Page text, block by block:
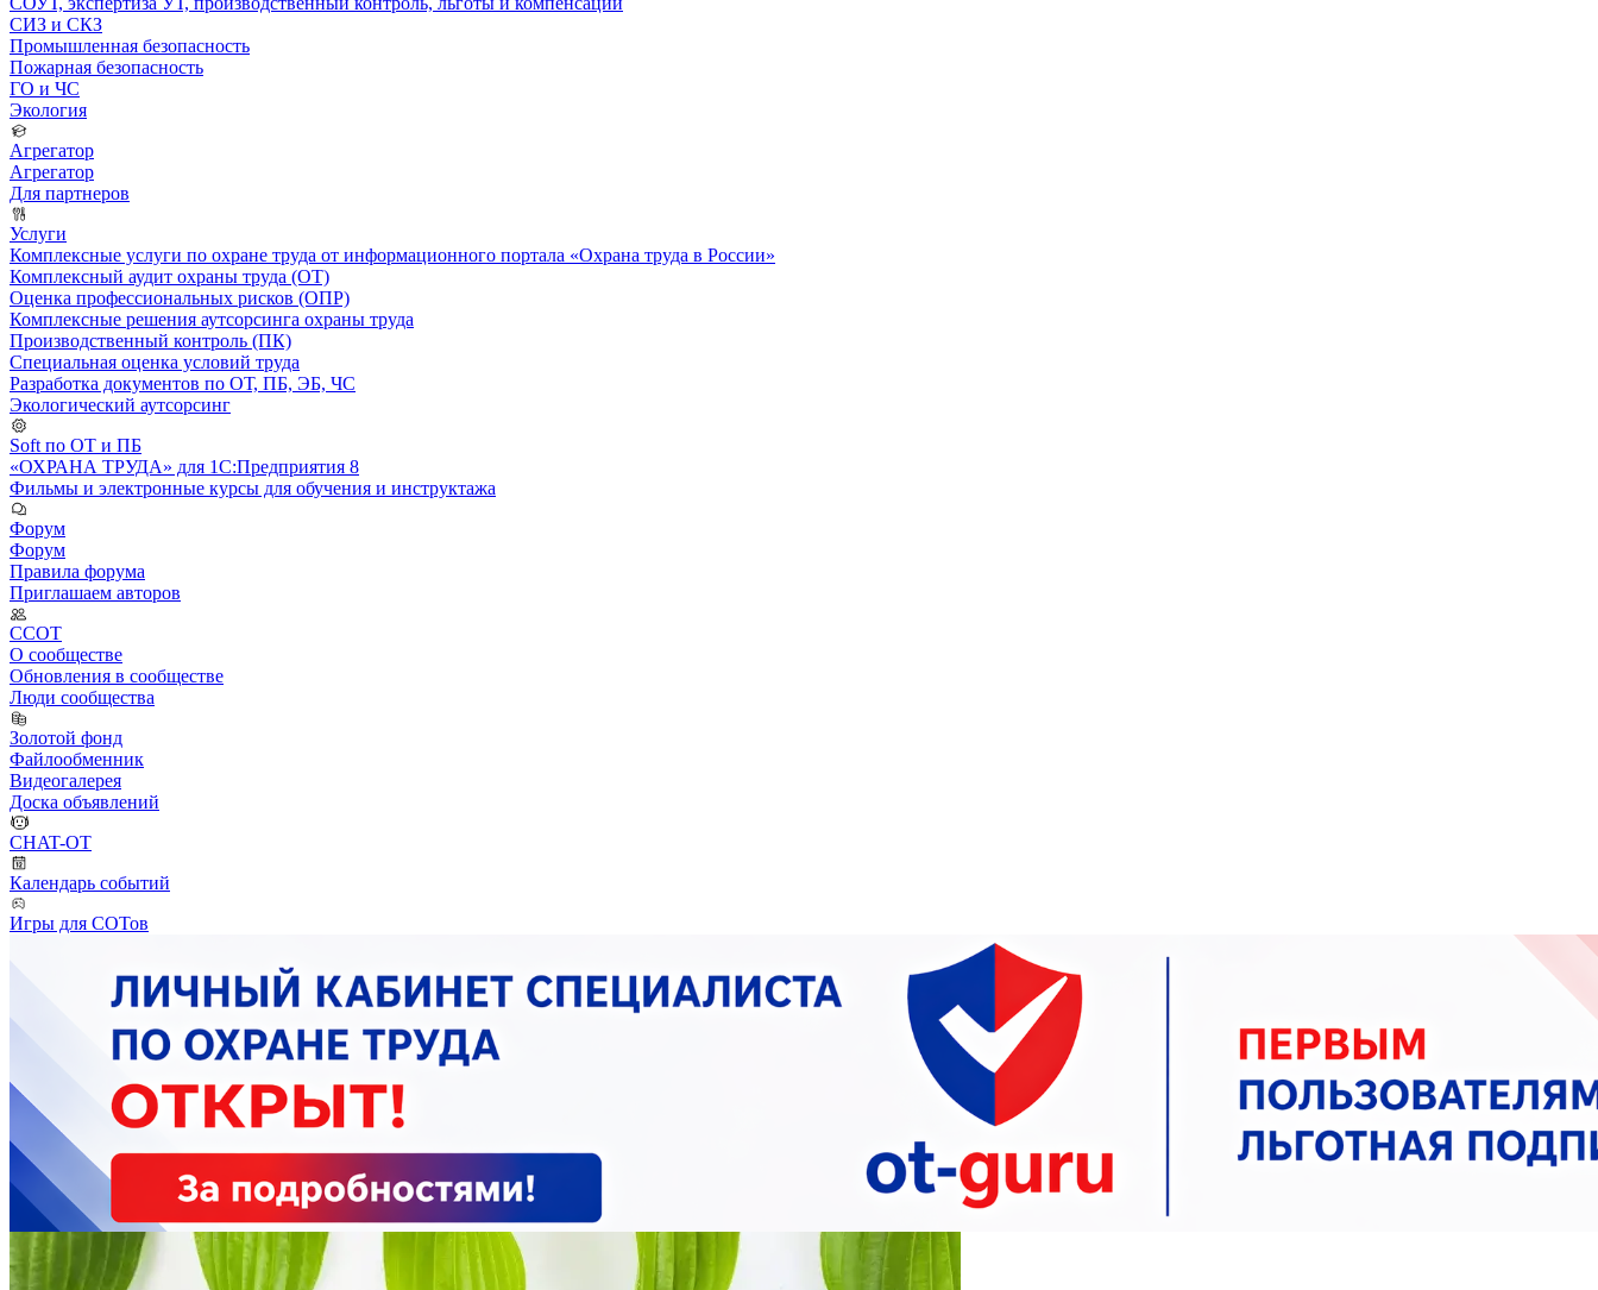
СИЗ и СКЗ
Промышленная безопасность
Пожарная безопасность
ГО и ЧС
Экология
Агрегатор
Агрегатор
Для партнеров
Услуги
Комплексные услуги по охране труда от информационного портала «Охрана труда в России»
Комплексный аудит охраны труда (ОТ)
Оценка профессиональных рисков (ОПР)
Комплексные решения аутсорсинга охраны труда
Производственный контроль (ПК)
Специальная оценка условий труда
Разработка документов по ОТ, ПБ, ЭБ, ЧС
Экологический аутсорсинг
Soft по ОТ и ПБ
«ОХРАНА ТРУДА» для 1С:Предприятия 8
Фильмы и электронные курсы для обучения и инструктажа
Форум
Форум
Правила форума
Приглашаем авторов
ССОТ
О сообществе
Обновления в сообществе
Люди сообщества
Золотой фонд
Файлообменник
Видеогалерея
Доска объявлений
CHAT-OT
Календарь событий
Игры для СОТов